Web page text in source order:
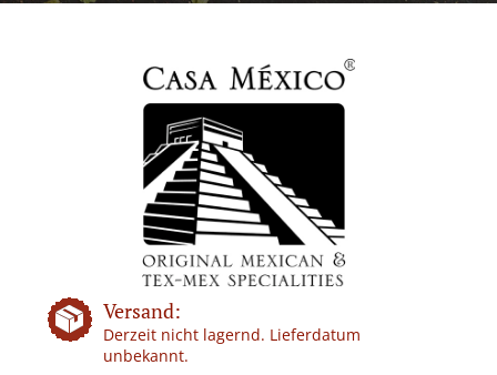
Versand:
Derzeit nicht lagernd. Lieferdatum
unbekannt.